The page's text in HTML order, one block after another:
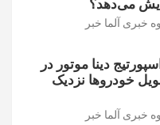
می‌دهد؟
خبری آلما خبر
دینا موتور در
خودروها نزدیک
خبری آلما خبر